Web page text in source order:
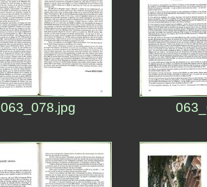
063_078.jpg